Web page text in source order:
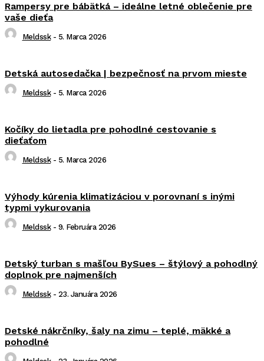
Rampersy pre bábätká – ideálne letné oblečenie pre
vaše dieťa
Meldssk - 5. Marca 2026
Detská autosedačka | bezpečnosť na prvom mieste
Meldssk - 5. Marca 2026
Kočíky do lietadla pre pohodlné cestovanie s
dieťaťom
Meldssk - 5. Marca 2026
Výhody kúrenia klimatizáciou v porovnaní s inými
typmi vykurovania
Meldssk - 9. Februára 2026
Detský turban s mašľou BySues – štýlový a pohodlný
doplnok pre najmenších
Meldssk - 23. Januára 2026
Detské nákrčníky, šaly na zimu – teplé, mäkké a
pohodlné